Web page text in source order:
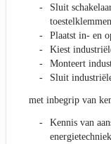
Sluit
Plaatst in- en
Kiest
Monteert
Sluit
met inbegrip van
Kennis van